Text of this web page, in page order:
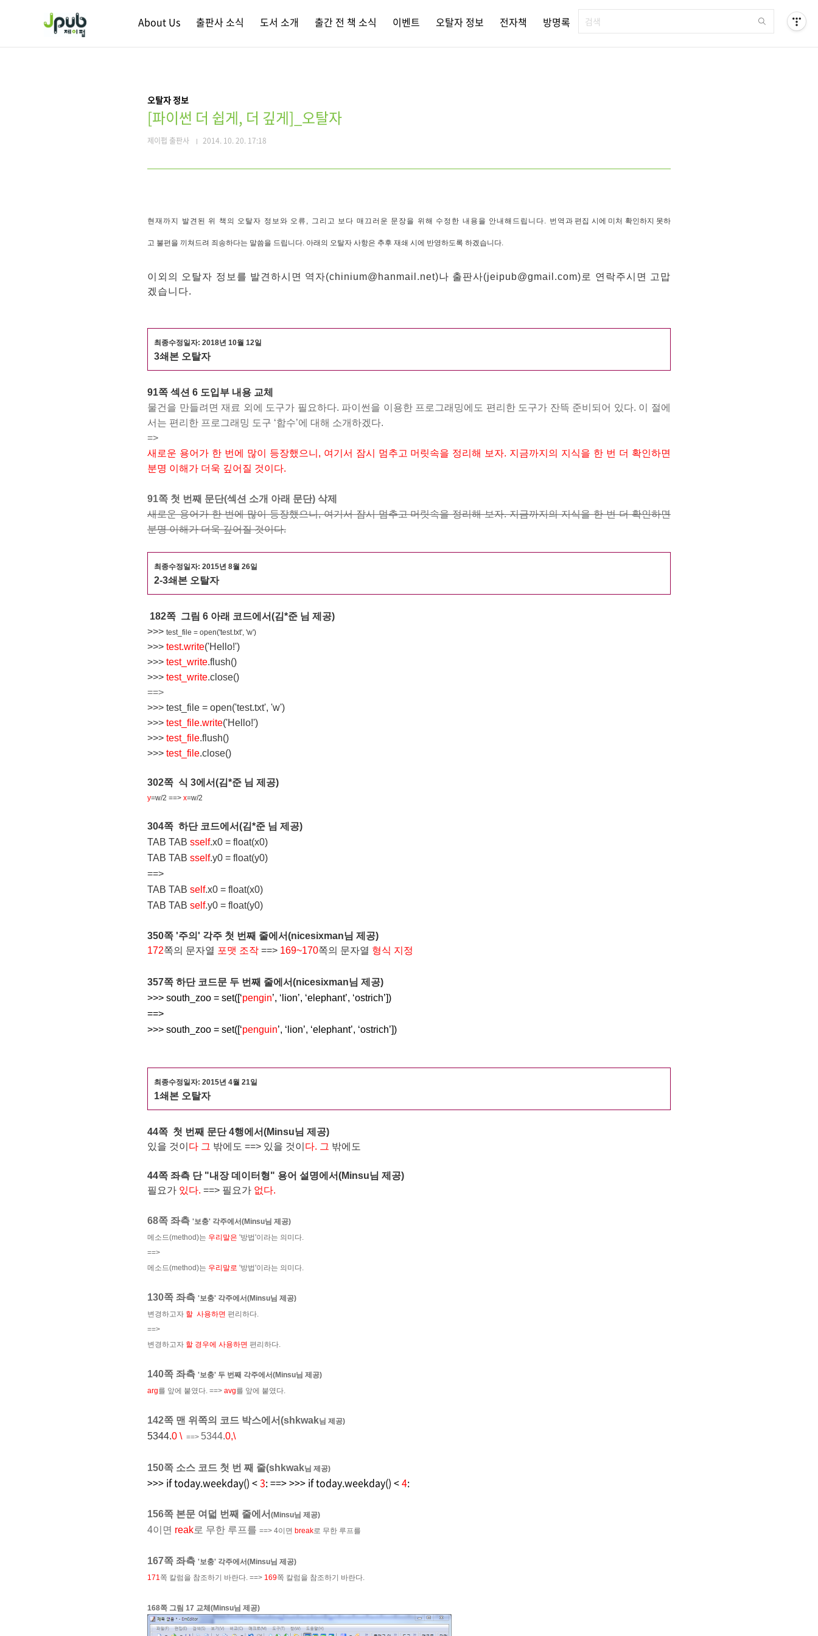
About Us 출판사 소식 도서 소개 출간 전 책 소식 이벤트 오탈자 정보 전자책 방명록
오탈자 정보
[파이썬 더 쉽게, 더 깊게]_오탈자
제이펍 출판사 2014. 10. 20. 17:18
현재까지 발견된 위 책의 오탈자 정보와 오류, 그리고 보다 매끄러운 문장을 위해 수정한 내용을 안내해드립니다. 번역 과 편집 시에 미처 확인하지 못하
고 불편을 끼쳐드려 죄송하다는 말씀을 드립니다. 아래의 오탈자 사항은 추후 재쇄 시에 반영하도록 하겠습니다.
이외의 오탈자 정보를 발견하시면 역자(chinium@hanmail.net)나 출판사(jeipub@gmail.com)로 연락주시면 고맙
겠습니다.
최종수정일자: 2018년 10월 12일
3쇄본 오탈자
91쪽 섹션 6 도입부 내용 교체
물건을 만들려면 재료 외에 도구가 필요하다. 파이썬을 이용한 프로그래밍에도 편리한 도구가 잔뜩 준비되어 있다. 이 절에
서는 편리한 프로그래밍 도구 ‘함수’에 대해 소개하겠다.
=>
새로운 용어가 한 번에 많이 등장했으니, 여기서 잠시 멈추고 머릿속을 정리해 보자. 지금까지의 지식을 한 번 더 확인하면
분명 이해가 더욱 깊어질 것이다.
91쪽 첫 번째 문단(섹션 소개 아래 문단) 삭제
새로운 용어가 한 번에 많이 등장했으니, 여기서 잠시 멈추고 머릿속을 정리해 보자. 지금까지의 지식을 한 번 더 확인하면
분명 이해가 더욱 깊어질 것이다.
최종수정일자: 2015년 8월 26일
2-3쇄본 오탈자
182쪽 그림 6 아래 코드에서(김*준 님 제공)
>>> test_file = open('test.txt', 'w')
>>> test.write('Hello!')
>>> test_write.flush()
>>> test_write.close()
==>
>>> test_file = open('test.txt', 'w')
>>> test_file.write('Hello!')
>>> test_file.flush()
>>> test_file.close()
302쪽 식 3에서(김*준 님 제공)
y=w/2 ==> x=w/2
304쪽 하단 코드에서(김*준 님 제공)
TAB TAB sself.x0 = float(x0)
TAB TAB sself.y0 = float(y0)
==>
TAB TAB self.x0 = float(x0)
TAB TAB self.y0 = float(y0)
350쪽 '주의' 각주 첫 번째 줄에서(nicesixman님 제공)
172쪽의 문자열 포맷 조작 ==> 169~170쪽의 문자열 형식 지정
357쪽 하단 코드문 두 번째 줄에서(nicesixman님 제공)
>>> south_zoo = set([‘pengin’, ‘lion’, ‘elephant’, ‘ostrich’])
==>
>>> south_zoo = set([‘penguin’, ‘lion’, ‘elephant’, ‘ostrich’])
최종수정일자: 2015년 4월 21일
1쇄본 오탈자
44쪽 첫 번째 문단 4행에서(Minsu님 제공)
있을 것이 다 그 밖에도 ==> 있을 것이 다. 그 밖에도
44쪽 좌측 단 "내장 데이터형" 용어 설명에서(Minsu님 제공)
필요가 있다. ==> 필요가 없다.
68쪽 좌측 '보충' 각주에서(Minsu님 제공)
메소드(method)는 우리말은 '방법'이라는 의미다.
==>
메소드(method)는 우리말로 '방법'이라는 의미다.
130쪽 좌측 '보충' 각주에서(Minsu님 제공)
변경하고자 할 사용하면 편리하다.
==>
변경하고자 할 경우에 사용하면 편리하다.
140쪽 좌측 '보충' 두 번째 각주에서(Minsu님 제공)
arg를 앞에 붙였다. ==> avg를 앞에 붙였다.
142쪽 맨 위쪽의 코드 박스에서(shkwak님 제공)
5344.0 \ ==> 5344.0,\
150쪽 소스 코드 첫 번 째 줄(shkwak님 제공)
>>> if today.weekday() <3:==>>>> if today.weekday() <4:
156쪽 본문 여덟 번째 줄에서 (Minsu님 제공)
4이면 reak로 무한 루프를 ==> 4이면 break로 무한 루프를
167쪽 좌측 '보충' 각주에서(Minsu님 제공)
171쪽 칼럼을 참조하기 바란다. ==> 169쪽 칼럼을 참조하기 바란다.
168쪽 그림 17 교체 (Minsu님 제공)